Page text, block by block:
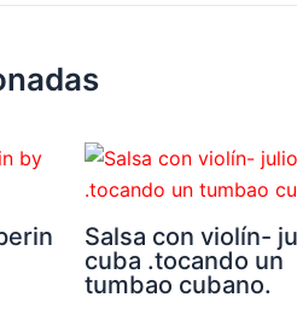
Salsa con violín-
cuba .tocando un
tumbao cubano.